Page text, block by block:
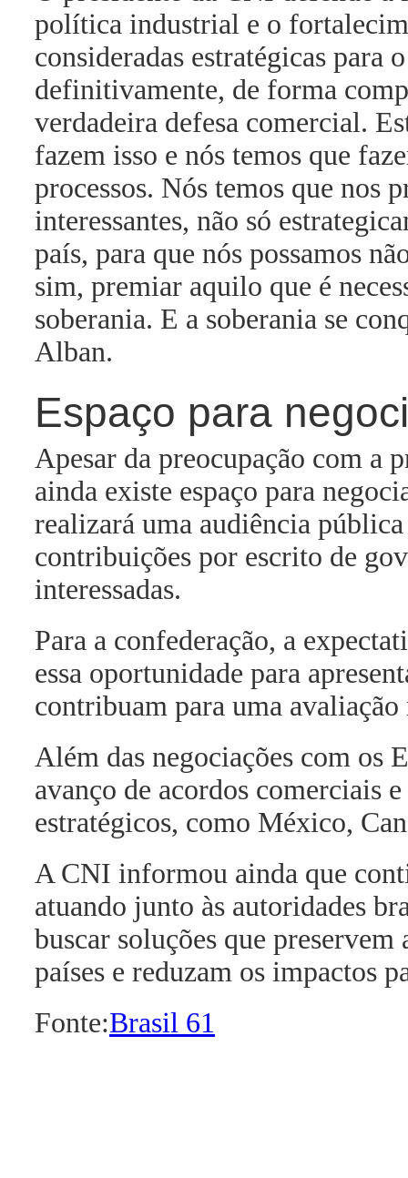
política industrial e o
consideradas estratégicas para
definitivamente, de forma
verdadeira defesa comercial.
fazem isso e nós temos que
processos. Nós temos que nos
interessantes, não só
país, para que nós possamos
sim, premiar aquilo que é
soberania. E a soberania se
Alban.
Espaço para
Apesar da preocupação com a
ainda existe espaço para
realizará uma audiência
contribuições por escrito de
interessadas.
Para a confederação, a
essa oportunidade para
contribuam para uma
Além das negociações com os
avanço de acordos comerciais
estratégicos, como México,
A CNI informou ainda que
atuando junto às autoridades
buscar soluções que
países e reduzam os impactos
Fonte:Brasil 61